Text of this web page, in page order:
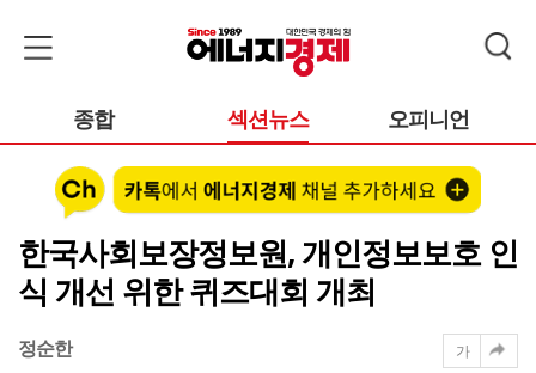
종합 섹션뉴스 오피니언
한국사회보장정보원, 개인정보보호 인
식 개선 위한 퀴즈대회 개최
정순한
가